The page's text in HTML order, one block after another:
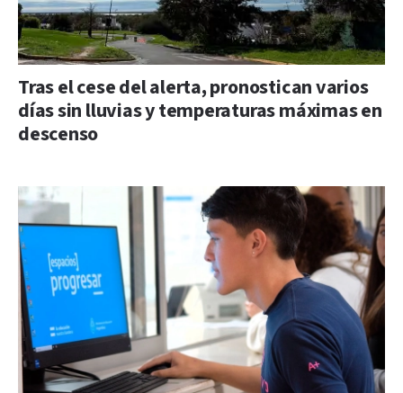
Tras el cese del alerta, pronostican varios
días sin lluvias y temperaturas máximas en
descenso